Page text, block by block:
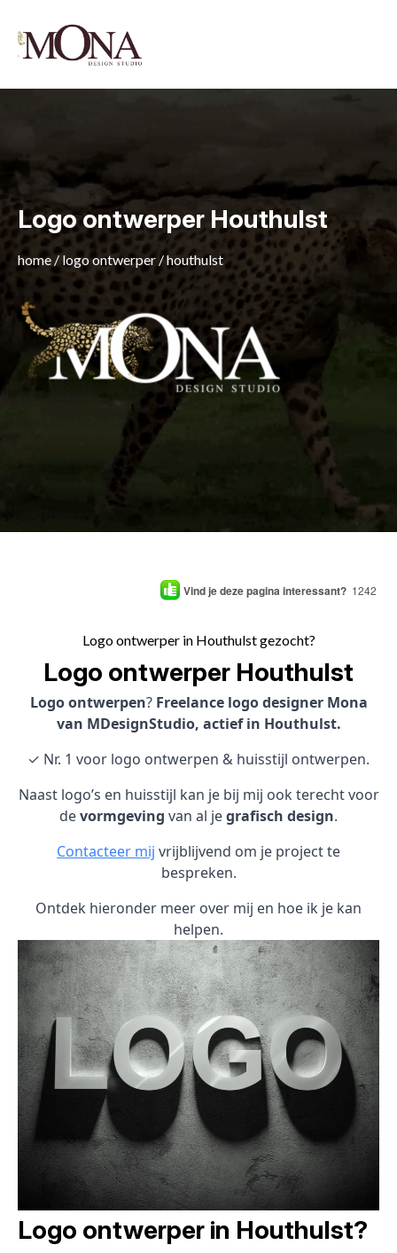
Logo ontwerper Houthulst
home/ logo ontwerper /houthulst
Vind je deze pagina interessant? 1242
Logo ontwerper in Houthulst gezocht?
Logo ontwerper Houthulst
Logo ontwerpen? Freelance logo designer Mona
van MDesignStudio, actief in Houthulst.
✓ Nr. 1 voor logo ontwerpen & huisstijl ontwerpen.
Naast logo’s en huisstijl kan je bij mij ook terecht voor
devormgeving van al jegrafisch design.
Contacteer mij vrijblijvend om je project te
bespreken.
Ontdek hieronder meer over mij en hoe ik je kan
helpen.
Logo ontwerper in Houthulst?